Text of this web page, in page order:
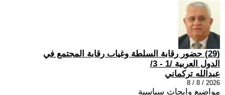
(29) حضور رقابة السلطة وغياب رقابة المجتمع في
الدول العربية /1 - 3/
عبدالله تركماني
2026 / 8 / 8
مواضيع وابحاث سياسية